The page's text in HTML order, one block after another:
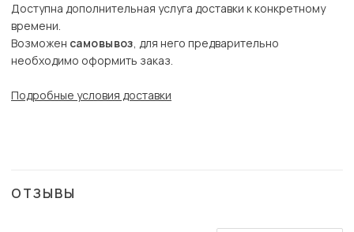
Доступна дополнительная услуга доставки к конкретному
времени.
Возможен самовывоз, для него предварительно
необходимо оформить заказ.
Подробные условия доставки
ОТЗЫВЫ